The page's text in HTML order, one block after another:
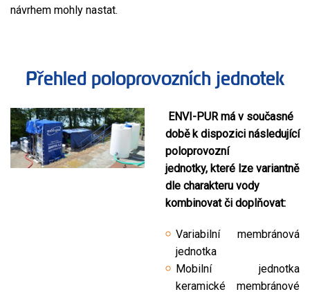
návrhem mohly nastat.
Přehled poloprovozních jednotek
ENVI-PUR má v současné
době k dispozici následující
poloprovozní
jednotky, které lze variantně
dle charakteru vody
kombinovat či doplňovat:
Variabilní membránová
jednotka
Mobilní jednotka
keramické membránové